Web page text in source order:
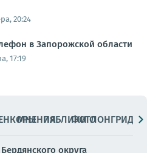
20:24
в Запорожской области
17:19
МНЕНИЯПАБЛИКИ
ФОТОЛОНГРИДЫ
округа